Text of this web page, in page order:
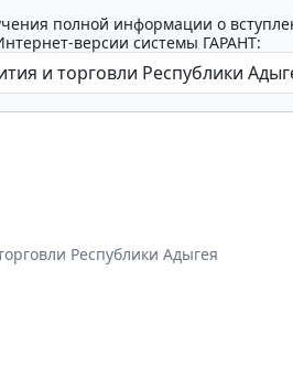
полной информации о
версии системы ГАРАНТ:
Республики Адыгея